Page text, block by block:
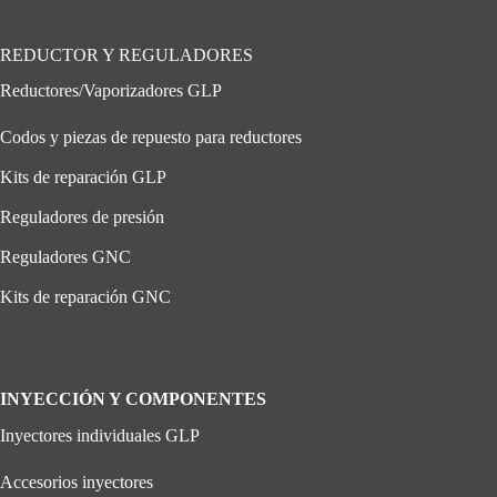
REDUCTOR Y REGULADORES
Reductores/Vaporizadores GLP
Codos y piezas de repuesto para reductores
Kits de reparación GLP
Reguladores de presión
Reguladores GNC
Kits de reparación GNC
INYECCIÓN Y COMPONENTES
Inyectores individuales GLP
Accesorios inyectores